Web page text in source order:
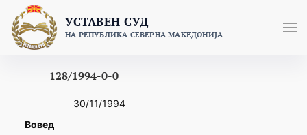
content
УСТАВЕН СУД
НА РЕПУБЛИКА СЕВЕРНА МАКЕДОНИЈА
128/1994-0-0
30/11/1994
Вовед